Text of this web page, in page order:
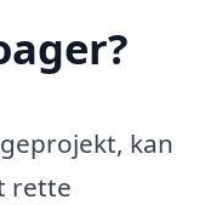
kan
rette